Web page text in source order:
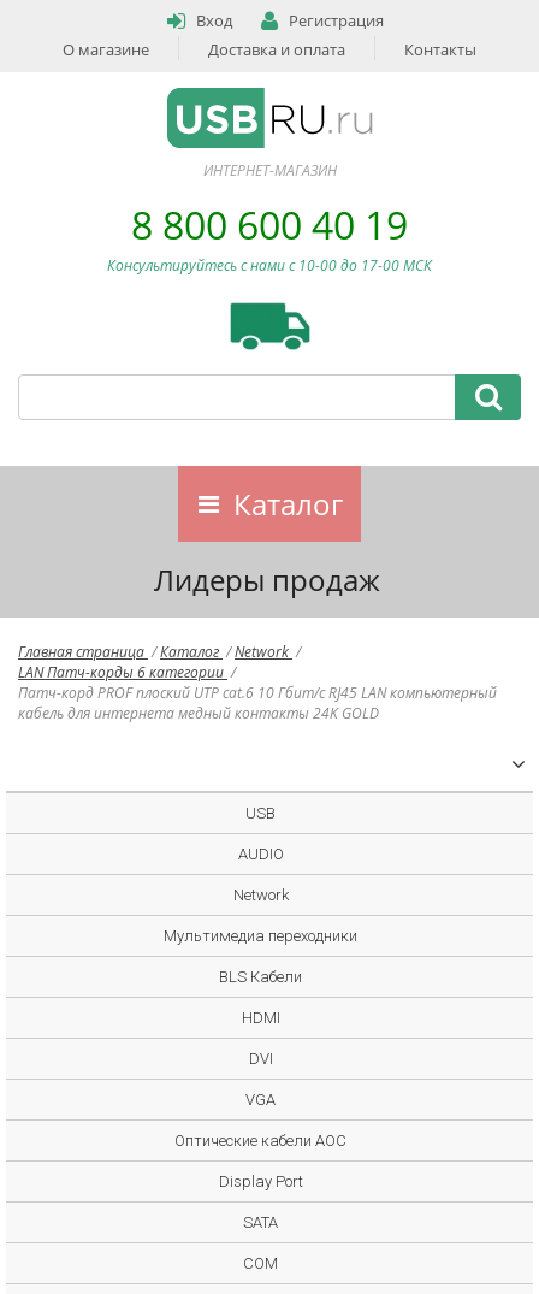
Вход
Регистрация
О магазине
Доставка и оплата Контакты
ИНТЕРНЕТ-МАГАЗИН
8 800 600 40 19
Консультируйтесь с нами c 10-00 до 17-00 МСК
Каталог
Лидеры продаж
Главная страница /Каталог /Network /
LAN Патч-корды 6 категории /
Патч-корд PROF плоский UTP cat.6 10 Гбит/с RJ45 LAN компьютерный
кабель для интернета медный контакты 24K GOLD
USB
AUDIO
Network
Мультимедиа переходники
BLS Кабели
HDMI
DVI
VGA
Оптические кабели AOC
Display Port
SATA
COM